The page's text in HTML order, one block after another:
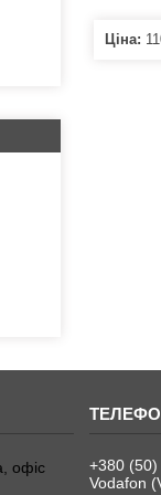
Ціна:
офіс
+380
Vodafon